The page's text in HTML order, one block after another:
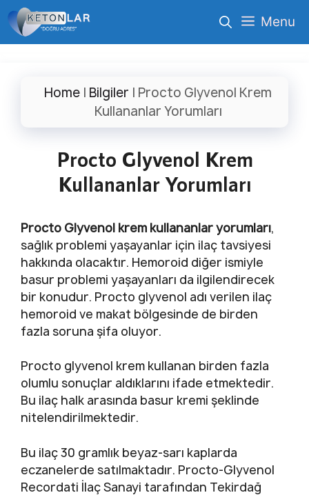
İçeriğe
atla
Menu
Home | Bilgiler | Procto Glyvenol Krem
Kullananlar Yorumları
Procto Glyvenol Krem
Kullananlar Yorumları
Procto Glyvenol krem kullananlar yorumları,
sağlık problemi yaşayanlar için ilaç tavsiyesi
hakkında olacaktır. Hemoroid diğer ismiyle
basur problemi yaşayanları da ilgilendirecek
bir konudur. Procto glyvenol adı verilen ilaç
hemoroid ve makat bölgesinde de birden
fazla soruna şifa oluyor.
Procto glyvenol krem kullanan birden fazla
olumlu sonuçlar aldıklarını ifade etmektedir.
Bu ilaç halk arasında basur kremi şeklinde
nitelendirilmektedir.
Bu ilaç 30 gramlık beyaz-sarı kaplarda
eczanelerde satılmaktadır. Procto-Glyvenol
Recordati İlaç Sanayi tarafından Tekirdağ